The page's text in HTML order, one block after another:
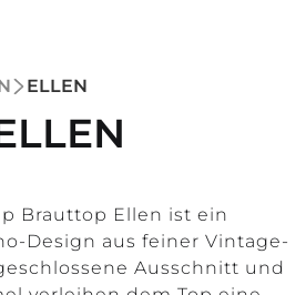
ELLEN
Brauttop Ellen ist ein
Design aus feiner Vintage-
Ausschnitt und